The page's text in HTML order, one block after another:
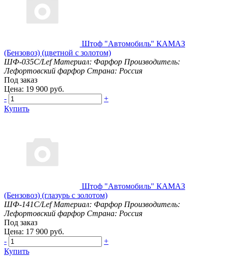
Штоф "Автомобиль" КАМАЗ
(Бензовоз) (цветной с золотом)
ШФ-035С/Lef Материал: Фарфор Производитель:
Лефортовский фарфор Страна: Россия
Под заказ
Цена: 19 900 руб.
-
+
Купить
Штоф "Автомобиль" КАМАЗ
(Бензовоз) (глазурь с золотом)
ШФ-141С/Lef Материал: Фарфор Производитель:
Лефортовский фарфор Страна: Россия
Под заказ
Цена: 17 900 руб.
-
+
Купить